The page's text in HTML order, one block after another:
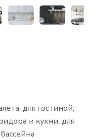
для гостиной,
и кухни, для